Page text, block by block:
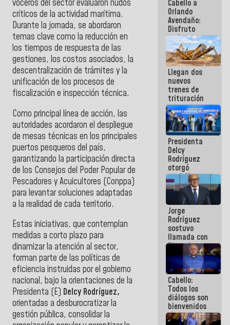
voceros del sector evaluaron nudos
críticos de la actividad marítima.
Durante la jornada, se abordaron
temas clave como la reducción en
los tiempos de respuesta de las
gestiones, los costos asociados, la
descentralización de trámites y la
unificación de los procesos de
fiscalización e inspección técnica.
Como principal línea de acción, las
autoridades acordaron el despliegue
de mesas técnicas en los principales
puertos pesqueros del país,
garantizando la participación directa
de los Consejos del Poder Popular de
Pescadores y Acuicultores (Conppa)
para levantar soluciones adaptadas
a la realidad de cada territorio.
Estas iniciativas, que contemplan
medidas a corto plazo para
dinamizar la atención al sector,
forman parte de las políticas de
eficiencia instruidas por el gobierno
nacional, bajo la orientaciones de la
Presidenta (E) Delcy Rodríguez,
orientadas a desburocratizar la
gestión pública, consolidar la
Cabello a
Orlando
Avendaño:
Disfruto
cada vez
que escribes
porque lo
que haces
es
embarrarla
Llegan dos
nuevos
trenes de
trituración
para
optimizar
manejo de
escombros
en La Guaira
Presidenta
Delcy
Rodríguez
otorgó
medalla
"Héroe de
Venezuela"
a servidores
públicos
Jorge
Rodríguez
sostuvo
llamada con
Dinorah
Figuera y
acuerdan
primer
encuentro
presencial
para el
diálogo
Cabello:
Todos los
diálogos son
bienvenidos
siempre que